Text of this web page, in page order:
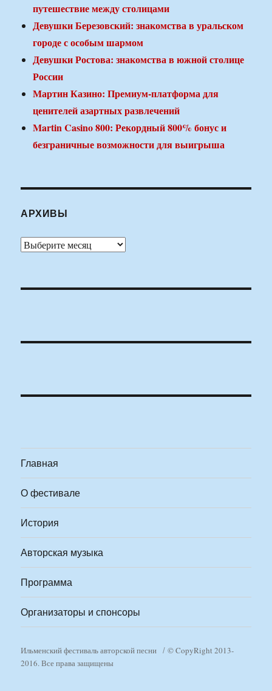
путешествие между столицами
Девушки Березовский: знакомства в уральском
городе с особым шармом
Девушки Ростова: знакомства в южной столице
России
Мартин Казино: Премиум-платформа для
ценителей азартных развлечений
Martin Casino 800: Рекордный 800% бонус и
безграничные возможности для выигрыша
АРХИВЫ
Архивы
Главная
О фестивале
История
Авторская музыка
Программа
Организаторы и спонсоры
Ильменский фестиваль авторской песни
© CopyRight 2013-
2016. Все права защищены